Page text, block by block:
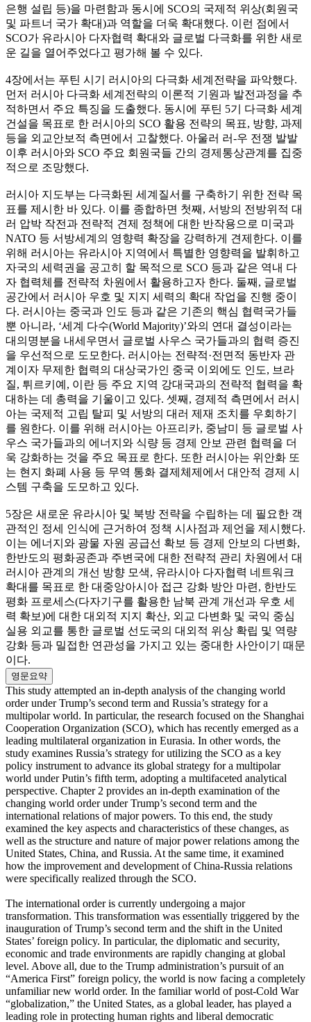
은행 설립 등)을 마련함과 동시에 SCO의 국제적 위상(회원국
및 파트너 국가 확대)과 역할을 더욱 확대했다. 이런 점에서
SCO가 유라시아 다자협력 확대와 글로벌 다극화를 위한 새로
운 길을 열어주었다고 평가해 볼 수 있다.
4장에서는 푸틴 시기 러시아의 다극화 세계전략을 파악했다.
먼저 러시아 다극화 세계전략의 이론적 기원과 발전과정을 추
적하면서 주요 특징을 도출했다. 동시에 푸틴 5기 다극화 세계
건설을 목표로 한 러시아의 SCO 활용 전략의 목표, 방향, 과제
등을 외교안보적 측면에서 고찰했다. 아울러 러-우 전쟁 발발
이후 러시아와 SCO 주요 회원국들 간의 경제통상관계를 집중
적으로 조망했다.
러시아 지도부는 다극화된 세계질서를 구축하기 위한 전략 목
표를 제시한 바 있다. 이를 종합하면 첫째, 서방의 전방위적 대
러 압박 작전과 전략적 견제 정책에 대한 반작용으로 미국과
NATO 등 서방세계의 영향력 확장을 강력하게 견제한다. 이를
위해 러시아는 유라시아 지역에서 특별한 영향력을 발휘하고
자국의 세력권을 공고히 할 목적으로 SCO 등과 같은 역내 다
자 협력체를 전략적 차원에서 활용하고자 한다. 둘째, 글로벌
공간에서 러시아 우호 및 지지 세력의 확대 작업을 진행 중이
다. 러시아는 중국과 인도 등과 같은 기존의 핵심 협력국가들
뿐 아니라, ‘세계 다수(World Majority)’와의 연대 결성이라는
대의명분을 내세우면서 글로벌 사우스 국가들과의 협력 증진
을 우선적으로 도모한다. 러시아는 전략적·전면적 동반자 관
계이자 무제한 협력의 대상국가인 중국 이외에도 인도, 브라
질, 튀르키예, 이란 등 주요 지역 강대국과의 전략적 협력을 확
대하는 데 총력을 기울이고 있다. 셋째, 경제적 측면에서 러시
아는 국제적 고립 탈피 및 서방의 대러 제재 조치를 우회하기
를 원한다. 이를 위해 러시아는 아프리카, 중남미 등 글로벌 사
우스 국가들과의 에너지와 식량 등 경제 안보 관련 협력을 더
욱 강화하는 것을 주요 목표로 한다. 또한 러시아는 위안화 또
는 현지 화폐 사용 등 무역 통화 결제체제에서 대안적 경제 시
스템 구축을 도모하고 있다.
5장은 새로운 유라시아 및 북방 전략을 수립하는 데 필요한 객
관적인 정세 인식에 근거하여 정책 시사점과 제언을 제시했다.
이는 에너지와 광물 자원 공급선 확보 등 경제 안보의 다변화,
한반도의 평화공존과 주변국에 대한 전략적 관리 차원에서 대
러시아 관계의 개선 방향 모색, 유라시아 다자협력 네트워크
확대를 목표로 한 대중앙아시아 접근 강화 방안 마련, 한반도
평화 프로세스(다자기구를 활용한 남북 관계 개선과 우호 세
력 확보)에 대한 대외적 지지 확산, 외교 다변화 및 국익 중심
실용 외교를 통한 글로벌 선도국의 대외적 위상 확립 및 역량
강화 등과 밀접한 연관성을 가지고 있는 중대한 사안이기 때문
이다.
영문요약
This study attempted an in-depth analysis of the changing world
order under Trump’s second term and Russia’s strategy for a
multipolar world. In particular, the research focused on the Shanghai
Cooperation Organization (SCO), which has recently emerged as a
leading multilateral organization in Eurasia. In other words, the
study examines Russia’s strategy for utilizing the SCO as a key
policy instrument to advance its global strategy for a multipolar
world under Putin’s fifth term, adopting a multifaceted analytical
perspective. Chapter 2 provides an in-depth examination of the
changing world order under Trump’s second term and the
international relations of major powers. To this end, the study
examined the key aspects and characteristics of these changes, as
well as the structure and nature of major power relations among the
United States, China, and Russia. At the same time, it examined
how the improvement and development of China-Russia relations
were specifically realized through the SCO.
The international order is currently undergoing a major
transformation. This transformation was essentially triggered by the
inauguration of Trump’s second term and the shift in the United
States’ foreign policy. In particular, the diplomatic and security,
economic and trade environments are rapidly changing at global
level. Above all, due to the Trump administration’s pursuit of an
“America First” foreign policy, the world is now facing a completely
unfamiliar new world order. In the familiar world of post-Cold War
“globalization,” the United States, as a global leader, has played a
leading role in protecting human rights and liberal democratic